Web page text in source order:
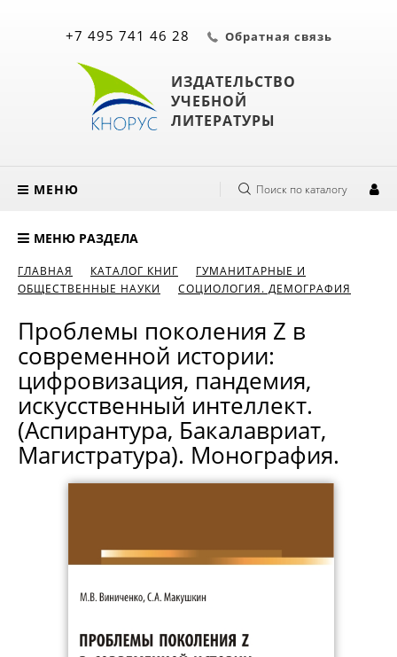
ИЗДАТЕЛЬСТВО
УЧЕБНОЙ
ЛИТЕРАТУРЫ
+7 495 741 46 28 Обратная связь
МЕНЮ Поиск по каталогу
МЕНЮ РАЗДЕЛА
ГЛАВНАЯ КАТАЛОГ КНИГ
ГУМАНИТАРНЫЕ И
ОБЩЕСТВЕННЫЕ НАУКИ
СОЦИОЛОГИЯ. ДЕМОГРАФИЯ
Проблемы поколения Z в
современной истории:
цифровизация, пандемия,
искусственный интеллект.
(Аспирантура, Бакалавриат,
Магистратура). Монография.